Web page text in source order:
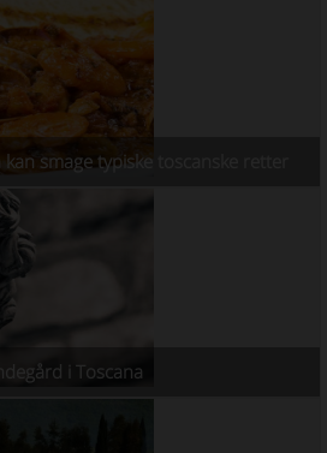
smage typiske toscanske retter
i Toscana